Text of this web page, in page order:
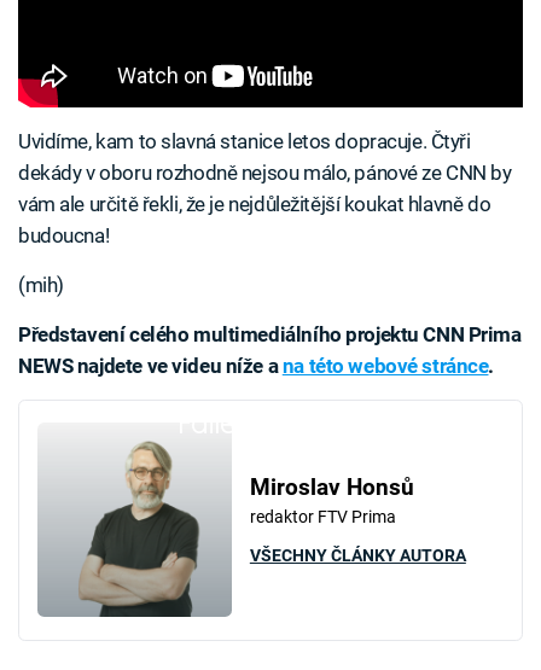
Uvidíme, kam to slavná stanice letos dopracuje. Čtyři
dekády v oboru rozhodně nejsou málo, pánové ze CNN by
vám ale určitě řekli, že je nejdůležitější koukat hlavně do
budoucna!
(mih)
Představení celého multimediálního projektu CNN Prima
NEWS najdete ve videu níže ana této webové stránce.
Miroslav Honsů
redaktor FTV Prima
VŠECHNY ČLÁNKY AUTORA